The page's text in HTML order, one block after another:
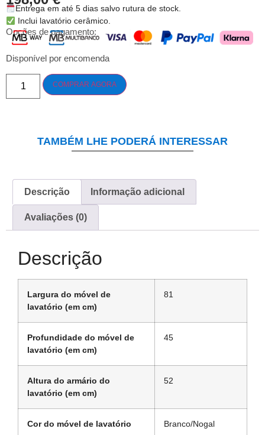
Entrega em até 5 dias salvo rutura de stock.
Inclui lavatório cerâmico.
Opções de pagamento:
Disponível por encomenda
COMPRAR AGORA
TAMBÉM LHE PODERÁ INTERESSAR
Descrição Informação adicional
Avaliações (0)
Descrição
Largura do móvel de
lavatório (em cm)
81
Profundidade do móvel de
lavatório (em cm)
45
Altura do armário do
lavatório (em cm)
52
Cor do móvel de lavatório Branco/Nogal